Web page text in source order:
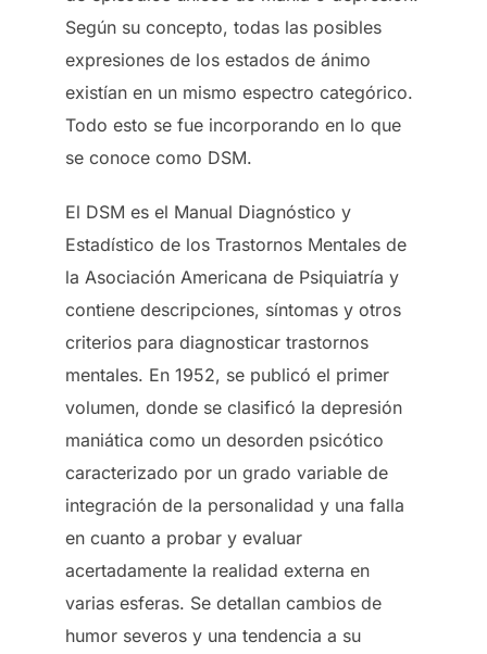
Según su concepto, todas las posibles
expresiones de los estados de ánimo
existían en un mismo espectro categórico.
Todo esto se fue incorporando en lo que
se conoce como DSM.
El DSM es el Manual Diagnóstico y
Estadístico de los Trastornos Mentales de
la Asociación Americana de Psiquiatría y
contiene descripciones, síntomas y otros
criterios para diagnosticar trastornos
mentales. En 1952, se publicó el primer
volumen, donde se clasificó la depresión
maniática como un desorden psicótico
caracterizado por un grado variable de
integración de la personalidad y una falla
en cuanto a probar y evaluar
acertadamente la realidad externa en
varias esferas. Se detallan cambios de
humor severos y una tendencia a su